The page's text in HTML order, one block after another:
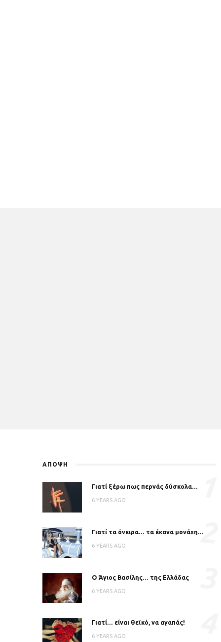
ΑΠΟΨΗ
Γιατί ξέρω πως περνάς δύσκολα…
6 YEARS AGO
Γιατί τα όνειρα… τα έκανα μονάχη…
6 YEARS AGO 2
Ο Άγιος Βασίλης… της Ελλάδας
6 YEARS AGO
Γιατί… είναι θεϊκό, να αγαπάς!
6 YEARS AGO